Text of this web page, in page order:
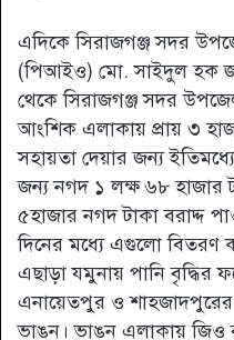
এদিকে সিরাজগঞ্জ সদর
(পিআইও) মো. সাইদুল হক
থেকে সিরাজগঞ্জ সদর
আংশিক এলাকায় প্রায় ৩
সহায়তা দেয়ার জন্য
জন্য নগদ ১ লক্ষ ৬৮ হাজার
৫হাজার নগদ টাকা বরাদ্দ
দিনের মধ্যে এগুলো বিতরণ
এছাড়া যমুনায় পানি বৃদ্ধির
এনায়েতপুর ও শাহজাদপুরের
ভাঙন। ভাঙন এলাকায় জিও